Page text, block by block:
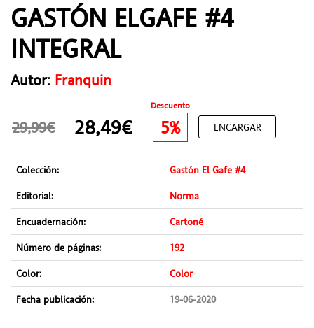
GASTÓN ELGAFE #4
INTEGRAL
Autor: Franquin
Descuento
29,99€ 28,49€ 5% ENCARGAR
Colección:
Gastón El Gafe #4
Editorial:
Norma
Encuadernación:
Cartoné
Número de páginas:
192
Color:
Color
Fecha publicación:
19-06-2020